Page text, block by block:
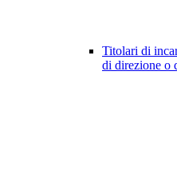
Titolari di
di direzione o